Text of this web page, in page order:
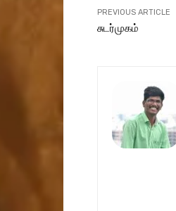
PREVIOUS ARTICLE
சுடர்முகம்